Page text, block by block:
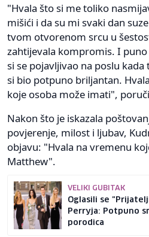
"Hvala što si me toliko
mišići i da su mi svaki dan
tvom otvorenom srcu u
zahtijevala kompromis. I
si se pojavljivao na poslu
si bio potpuno briljantan.
koje osoba može imati",
Nakon što je iskazala
povjerenje, milost i ljubav,
objavu: "Hvala na vremenu
Matthew".
VELIKI GUBITAK
Oglasili se
Perryja: Potpuno
porodica